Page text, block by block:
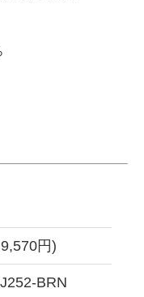
円)
BRN